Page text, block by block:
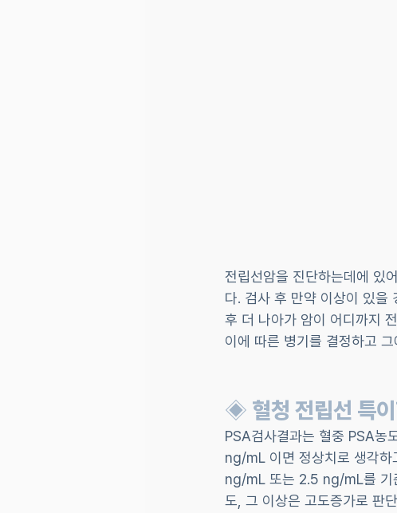
전립선암을 진단하는데에 있
다. 검사 후 만약 이상이 있을
후 더 나아가 암이 어디까지
이에 따른 병기를 결정하고
◈ 혈청 전립선 특
PSA검사결과는 혈중 PSA
ng/mL 이면 정상치로 생각
ng/mL 또는 2.5 ng/mL를
도, 그 이상은 고도증가로 판